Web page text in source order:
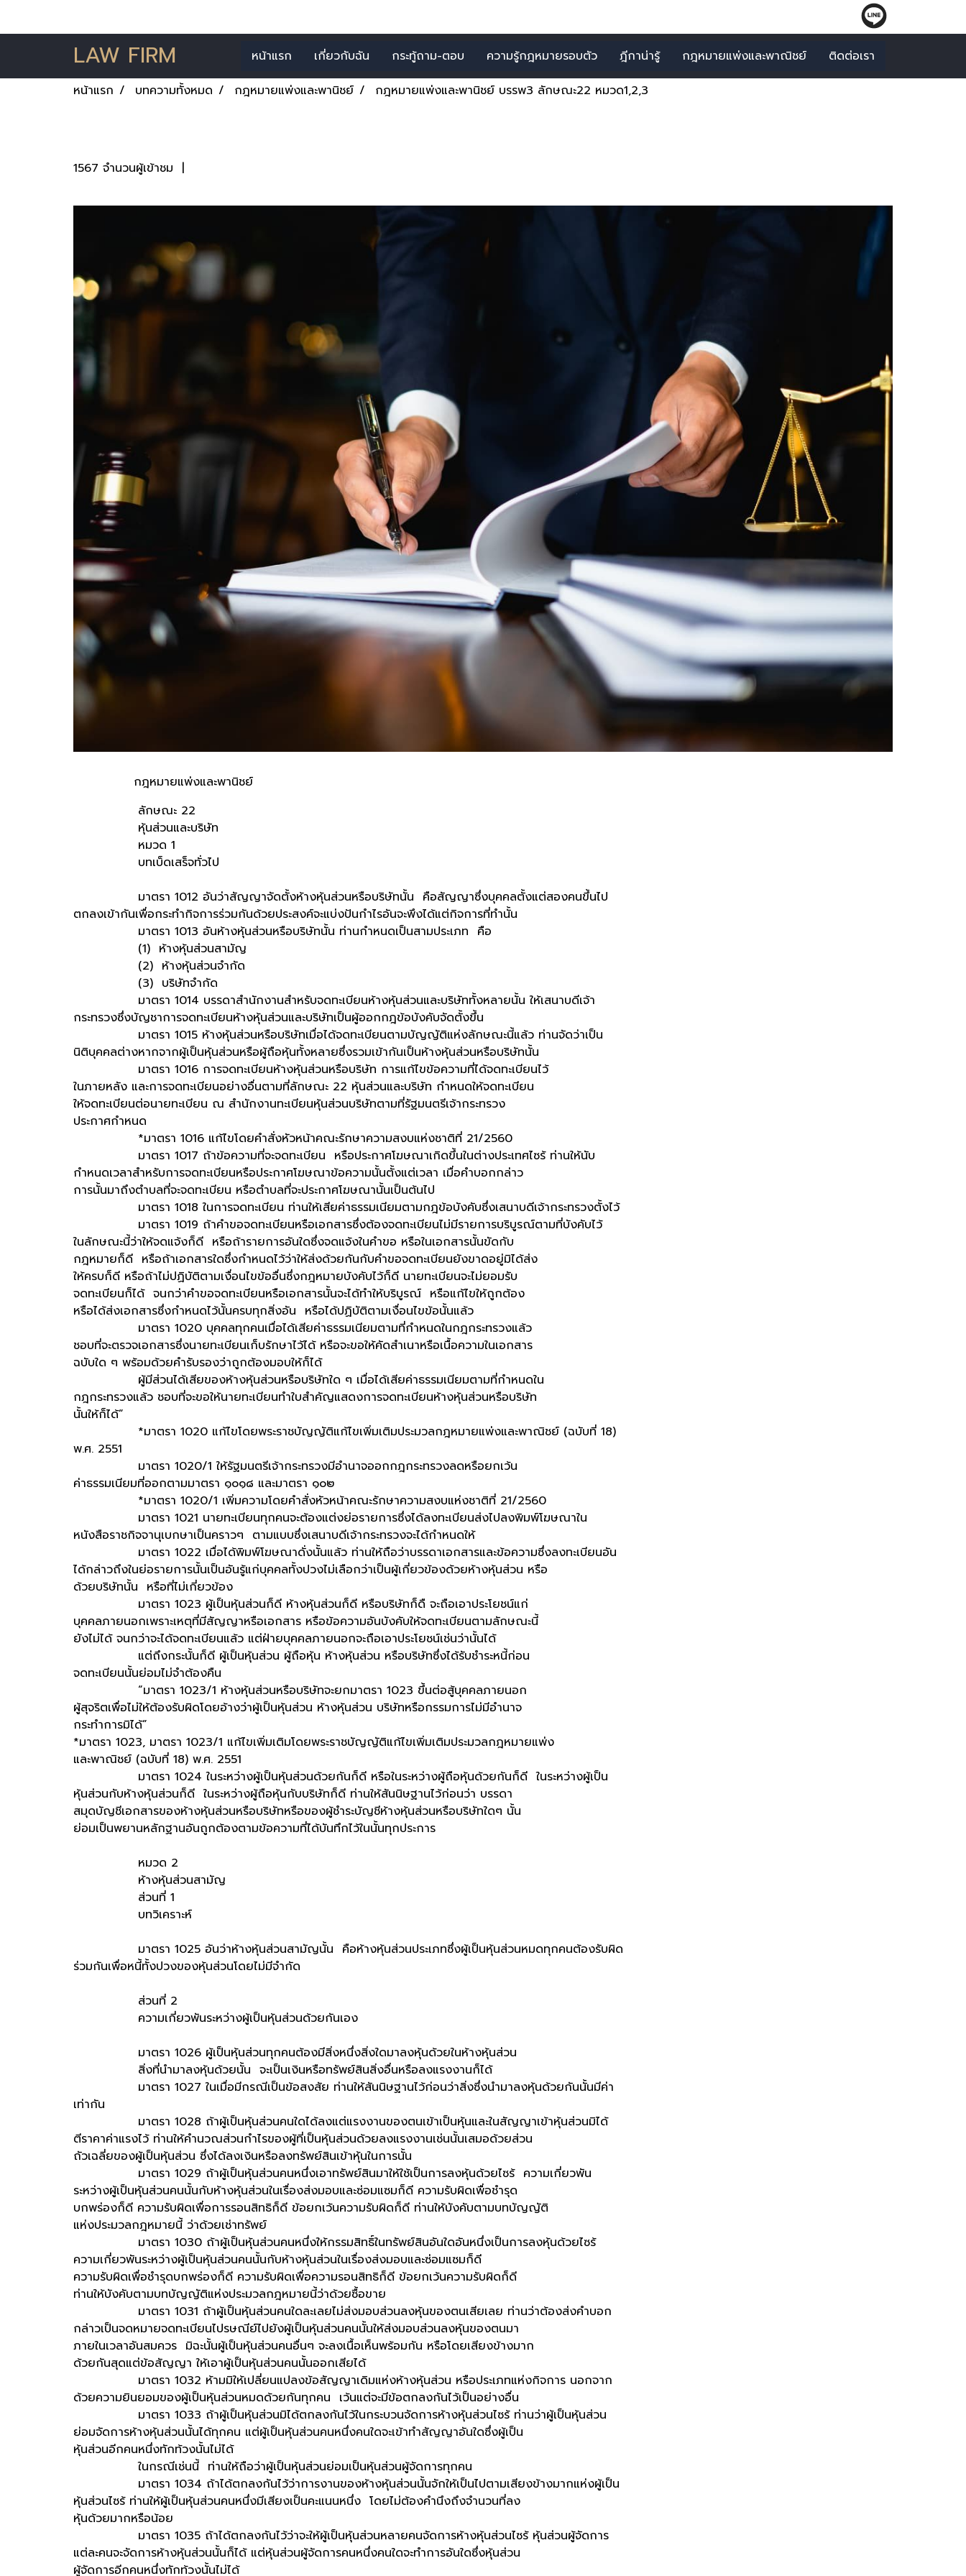
LAW FIRM หน้าแรก เกี่ยวกับฉัน กระทู้ถาม-ตอบ ความรู้กฎหมายรอบตัว ฎีกาน่ารู้ กฎหมายแพ่งและพาณิชย์
ติดต่อเรา
หน้าแรก
บทความทั้งหมด กฎหมายแพ่งและพานิชย์ กฎหมายแพ่งและพานิชย์ บรรพ3 ลักษณะ22 หมวด1,2,3
1567 จำนวนผู้เข้าชม |
กฎหมายแพ่งและพานิชย์
ลักษณะ 22
หุ้นส่วนและบริษัท
หมวด 1
บทเบ็ดเสร็จทั่วไป
มาตรา 1012 อันว่าสัญญาจัดตั้งห้างหุ้นส่วนหรือบริษัทนั้น คือสัญญาซึ่งบุคคลตั้งแต่สองคนขึ้นไป
ตกลงเข้ากันเพื่อกระทำกิจการร่วมกันด้วยประสงค์จะแบ่งปันกำไรอันจะพึงได้แต่กิจการที่ทำนั้น
มาตรา 1013 อันห้างหุ้นส่วนหรือบริษัทนั้น ท่านกำหนดเป็นสามประเภท คือ
(1) ห้างหุ้นส่วนสามัญ
(2) ห้างหุ้นส่วนจำกัด
(3) บริษัทจำกัด
มาตรา 1014 บรรดาสำนักงานสำหรับจดทะเบียนห้างหุ้นส่วนและบริษัททั้งหลายนั้น ให้เสนาบดีเจ้า
กระทรวงซึ่งบัญชาการจดทะเบียนห้างหุ้นส่วนและบริษัทเป็นผู้ออกกฎข้อบังคับจัดตั้งขึ้น
มาตรา 1015 ห้างหุ้นส่วนหรือบริษัทเมื่อได้จดทะเบียนตามบัญญัติแห่งลักษณะนี้แล้ว ท่านจัดว่าเป็น
นิติบุคคลต่างหากจากผู้เป็นหุ้นส่วนหรือผู้ถือหุ้นทั้งหลายซึ่งรวมเข้ากันเป็นห้างหุ้นส่วนหรือบริษัทนั้น
มาตรา 1016 การจดทะเบียนห้างหุ้นส่วนหรือบริษัท การแก้ไขข้อความที่ได้จดทะเบียนไว้
ในภายหลัง และการจดทะเบียนอย่างอื่นตามที่ลักษณะ 22 หุ้นส่วนและบริษัท กำหนดให้จดทะเบียน
ให้จดทะเบียนต่อนายทะเบียน ณ สำนักงานทะเบียนหุ้นส่วนบริษัทตามที่รัฐมนตรีเจ้ากระทรวง
ประกาศกำหนด
*มาตรา 1016 แก้ไขโดยคำสั่งหัวหน้าคณะรักษาความสงบแห่งชาติที่ 21/2560
มาตรา 1017 ถ้าข้อความที่จะจดทะเบียน หรือประกาศโฆษณาเกิดขึ้นในต่างประเทศไซร้ ท่านให้นับ
กำหนดเวลาสำหรับการจดทะเบียนหรือประกาศโฆษณาข้อความนั้นตั้งแต่เวลา เมื่อคำบอกกล่าว
การนั้นมาถึงตำบลที่จะจดทะเบียน หรือตำบลที่จะประกาศโฆษณานั้นเป็นต้นไป
มาตรา 1018 ในการจดทะเบียน ท่านให้เสียค่าธรรมเนียมตามกฎข้อบังคับซึ่งเสนาบดีเจ้ากระทรวงตั้งไว้
มาตรา 1019 ถ้าคำขอจดทะเบียนหรือเอกสารซึ่งต้องจดทะเบียนไม่มีรายการบริบูรณ์ตามที่บังคับไว้
ในลักษณะนี้ว่าให้จดแจ้งก็ดี หรือถ้ารายการอันใดซึ่งจดแจ้งในคำขอ หรือในเอกสารนั้นขัดกับ
กฎหมายก็ดี หรือถ้าเอกสารใดซึ่งกำหนดไว้ว่าให้ส่งด้วยกันกับคำขอจดทะเบียนยังขาดอยู่มิได้ส่ง
ให้ครบก็ดี หรือถ้าไม่ปฏิบัติตามเงื่อนไขข้ออื่นซึ่งกฎหมายบังคับไว้ก็ดี นายทะเบียนจะไม่ยอมรับ
จดทะเบียนก็ได้ จนกว่าคำขอจดทะเบียนหรือเอกสารนั้นจะได้ทำให้บริบูรณ์ หรือแก้ไขให้ถูกต้อง
หรือได้ส่งเอกสารซึ่งกำหนดไว้นั้นครบทุกสิ่งอัน หรือได้ปฏิบัติตามเงื่อนไขข้อนั้นแล้ว
มาตรา 1020 บุคคลทุกคนเมื่อได้เสียค่าธรรมเนียมตามที่กำหนดในกฎกระทรวงแล้ว
ชอบที่จะตรวจเอกสารซึ่งนายทะเบียนเก็บรักษาไว้ได้ หรือจะขอให้คัดสำเนาหรือเนื้อความในเอกสาร
ฉบับใด ๆ พร้อมด้วยคำรับรองว่าถูกต้องมอบให้ก็ได้
ผู้มีส่วนได้เสียของห้างหุ้นส่วนหรือบริษัทใด ๆ เมื่อได้เสียค่าธรรมเนียมตามที่กำหนดใน
กฎกระทรวงแล้ว ชอบที่จะขอให้นายทะเบียนทำใบสำคัญแสดงการจดทะเบียนห้างหุ้นส่วนหรือบริษัท
นั้นให้ก็ได้”
*มาตรา 1020 แก้ไขโดยพระราชบัญญัติแก้ไขเพิ่มเติมประมวลกฎหมายแพ่งและพาณิชย์ (ฉบับที่ 18)
พ.ศ. 2551
มาตรา 1020/1 ให้รัฐมนตรีเจ้ากระทรวงมีอำนาจออกกฎกระทรวงลดหรือยกเว้น
ค่าธรรมเนียมที่ออกตามมาตรา ๑๐๑๘ และมาตรา ๑๐๒
*มาตรา 1020/1 เพิ่มความโดยคำสั่งหัวหน้าคณะรักษาความสงบแห่งชาติที่ 21/2560
มาตรา 1021 นายทะเบียนทุกคนจะต้องแต่งย่อรายการซึ่งได้ลงทะเบียนส่งไปลงพิมพ์โฆษณาใน
หนังสือราชกิจจานุเบกษาเป็นคราวๆ ตามแบบซึ่งเสนาบดีเจ้ากระทรวงจะได้กำหนดให้
มาตรา 1022 เมื่อได้พิมพ์โฆษณาดั่งนั้นแล้ว ท่านให้ถือว่าบรรดาเอกสารและข้อความซึ่งลงทะเบียนอัน
ได้กล่าวถึงในย่อรายการนั้นเป็นอันรู้แก่บุคคลทั้งปวงไม่เลือกว่าเป็นผู้เกี่ยวข้องด้วยห้างหุ้นส่วน หรือ
ด้วยบริษัทนั้น หรือที่ไม่เกี่ยวข้อง
มาตรา 1023 ผู้เป็นหุ้นส่วนก็ดี ห้างหุ้นส่วนก็ดี หรือบริษัทก็ดื จะถือเอาประโยชน์แก่
บุคคลภายนอกเพราะเหตุที่มีสัญญาหรือเอกสาร หรือข้อความอันบังคับให้จดทะเบียนตามลักษณะนี้
ยังไม่ได้ จนกว่าจะได้จดทะเบียนแล้ว แต่ฝ่ายบุคคลภายนอกจะถือเอาประโยชน์เช่นว่านั้นได้
แต่ถึงกระนั้นก็ดี ผู้เป็นหุ้นส่วน ผู้ถือหุ้น ห้างหุ้นส่วน หรือบริษัทซึ่งได้รับชำระหนี้ก่อน
จดทะเบียนนั้นย่อมไม่จำต้องคืน
“มาตรา 1023/1 ห้างหุ้นส่วนหรือบริษัทจะยกมาตรา 1023 ขึ้นต่อสู้บุคคลภายนอก
ผู้สุจริตเพื่อไม่ให้ต้องรับผิดโดยอ้างว่าผู้เป็นหุ้นส่วน ห้างหุ้นส่วน บริษัทหรือกรรมการไม่มีอำนาจ
กระทำการมิได้”
*มาตรา 1023, มาตรา 1023/1 แก้ไขเพิ่มเติมโดยพระราชบัญญัติแก้ไขเพิ่มเติมประมวลกฎหมายแพ่ง
และพาณิชย์ (ฉบับที่ 18) พ.ศ. 2551
มาตรา 1024 ในระหว่างผู้เป็นหุ้นส่วนด้วยกันก็ดี หรือในระหว่างผู้ถือหุ้นด้วยกันก็ดี ในระหว่างผู้เป็น
หุ้นส่วนกับห้างหุ้นส่วนก็ดี ในระหว่างผู้ถือหุ้นกับบริษัทก็ดี ท่านให้สันนิษฐานไว้ก่อนว่า บรรดา
สมุดบัญชีเอกสารของห้างหุ้นส่วนหรือบริษัทหรือของผู้ชำระบัญชีห้างหุ้นส่วนหรือบริษัทใดๆ นั้น
ย่อมเป็นพยานหลักฐานอันถูกต้องตามข้อความที่ได้บันทึกไว้ในนั้นทุกประการ
หมวด 2
ห้างหุ้นส่วนสามัญ
ส่วนที่ 1
บทวิเคราะห์
มาตรา 1025 อันว่าห้างหุ้นส่วนสามัญนั้น คือห้างหุ้นส่วนประเภทซึ่งผู้เป็นหุ้นส่วนหมดทุกคนต้องรับผิด
ร่วมกันเพื่อหนี้ทั้งปวงของหุ้นส่วนโดยไม่มีจำกัด
ส่วนที่ 2
ความเกี่ยวพันระหว่างผู้เป็นหุ้นส่วนด้วยกันเอง
มาตรา 1026 ผู้เป็นหุ้นส่วนทุกคนต้องมีสิ่งหนึ่งสิ่งใดมาลงหุ้นด้วยในห้างหุ้นส่วน
สิ่งที่นำมาลงหุ้นด้วยนั้น จะเป็นเงินหรือทรัพย์สินสิ่งอื่นหรือลงแรงงานก็ได้
มาตรา 1027 ในเมื่อมีกรณีเป็นข้อสงสัย ท่านให้สันนิษฐานไว้ก่อนว่าสิ่งซึ่งนำมาลงหุ้นด้วยกันนั้นมีค่า
เท่ากัน
มาตรา 1028 ถ้าผู้เป็นหุ้นส่วนคนใดได้ลงแต่แรงงานของตนเข้าเป็นหุ้นและในสัญญาเข้าหุ้นส่วนมิได้
ตีราคาค่าแรงไว้ ท่านให้คำนวณส่วนกำไรของผู้ที่เป็นหุ้นส่วนด้วยลงแรงงานเช่นนั้นเสมอด้วยส่วน
ถัวเฉลี่ยของผู้เป็นหุ้นส่วน ซึ่งได้ลงเงินหรือลงทรัพย์สินเข้าหุ้นในการนั้น
มาตรา 1029 ถ้าผู้เป็นหุ้นส่วนคนหนึ่งเอาทรัพย์สินมาให้ใช้เป็นการลงหุ้นด้วยไซร้ ความเกี่ยวพัน
ระหว่างผู้เป็นหุ้นส่วนคนนั้นกับห้างหุ้นส่วนในเรื่องส่งมอบและซ่อมแซมก็ดี ความรับผิดเพื่อชำรุด
บกพร่องก็ดี ความรับผิดเพื่อการรอนสิทธิก็ดี ข้อยกเว้นความรับผิดก็ดี ท่านให้บังคับตามบทบัญญัติ
แห่งประมวลกฎหมายนี้ ว่าด้วยเช่าทรัพย์
มาตรา 1030 ถ้าผู้เป็นหุ้นส่วนคนหนึ่งให้กรรมสิทธิ์ในทรัพย์สินอันใดอันหนึ่งเป็นการลงหุ้นด้วยไซร้
ความเกี่ยวพันระหว่างผู้เป็นหุ้นส่วนคนนั้นกับห้างหุ้นส่วนในเรื่องส่งมอบและซ่อมแซมก็ดี
ความรับผิดเพื่อชำรุดบกพร่องก็ดี ความรับผิดเพื่อความรอนสิทธิก็ดี ข้อยกเว้นความรับผิดก็ดี
ท่านให้บังคับตามบทบัญญัติแห่งประมวลกฎหมายนี้ว่าด้วยซื้อขาย
มาตรา 1031 ถ้าผู้เป็นหุ้นส่วนคนใดละเลยไม่ส่งมอบส่วนลงหุ้นของตนเสียเลย ท่านว่าต้องส่งคำบอก
กล่าวเป็นจดหมายจดทะเบียนไปรษณีย์ไปยังผู้เป็นหุ้นส่วนคนนั้นให้ส่งมอบส่วนลงหุ้นของตนมา
ภายในเวลาอันสมควร มิฉะนั้นผู้เป็นหุ้นส่วนคนอื่นๆ จะลงเนื้อเห็นพร้อมกัน หรือโดยเสียงข้างมาก
ด้วยกันสุดแต่ข้อสัญญา ให้เอาผู้เป็นหุ้นส่วนคนนั้นออกเสียได้
มาตรา 1032 ห้ามมิให้เปลี่ยนแปลงข้อสัญญาเดิมแห่งห้างหุ้นส่วน หรือประเภทแห่งกิจการ นอกจาก
ด้วยความยินยอมของผู้เป็นหุ้นส่วนหมดด้วยกันทุกคน เว้นแต่จะมีข้อตกลงกันไว้เป็นอย่างอื่น
มาตรา 1033 ถ้าผู้เป็นหุ้นส่วนมิได้ตกลงกันไว้ในกระบวนจัดการห้างหุ้นส่วนไซร้ ท่านว่าผู้เป็นหุ้นส่วน
ย่อมจัดการห้างหุ้นส่วนนั้นได้ทุกคน แต่ผู้เป็นหุ้นส่วนคนหนึ่งคนใดจะเข้าทำสัญญาอันใดซึ่งผู้เป็น
หุ้นส่วนอีกคนหนึ่งทักท้วงนั้นไม่ได้
ในกรณีเช่นนี้ ท่านให้ถือว่าผู้เป็นหุ้นส่วนย่อมเป็นหุ้นส่วนผู้จัดการทุกคน
มาตรา 1034 ถ้าได้ตกลงกันไว้ว่าการงานของห้างหุ้นส่วนนั้นจักให้เป็นไปตามเสียงข้างมากแห่งผู้เป็น
หุ้นส่วนไซร้ ท่านให้ผู้เป็นหุ้นส่วนคนหนึ่งมีเสียงเป็นคะแนนหนึ่ง โดยไม่ต้องคำนึงถึงจำนวนที่ลง
หุ้นด้วยมากหรือน้อย
มาตรา 1035 ถ้าได้ตกลงกันไว้ว่าจะให้ผู้เป็นหุ้นส่วนหลายคนจัดการห้างหุ้นส่วนไซร้ หุ้นส่วนผู้จัดการ
แต่ละคนจะจัดการห้างหุ้นส่วนนั้นก็ได้ แต่หุ้นส่วนผู้จัดการคนหนึ่งคนใดจะทำการอันใดซึ่งหุ้นส่วน
ผู้จัดการอีกคนหนึ่งทักท้วงนั้นไม่ได้